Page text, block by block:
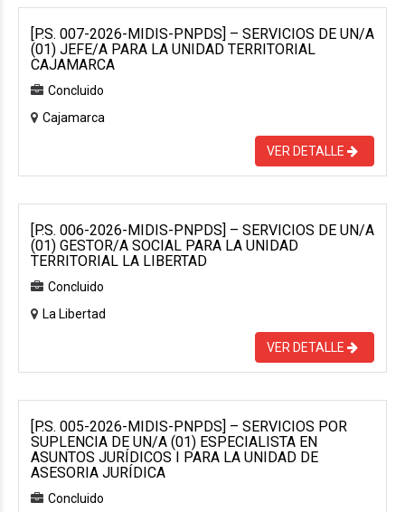
[P.S. 007-2026-MIDIS-PNPDS] – SERVICIOS DE UN/A
(01) JEFE/A PARA LA UNIDAD TERRITORIAL
CAJAMARCA
Concluido
Cajamarca
VER DETALLE
[P.S. 006-2026-MIDIS-PNPDS] – SERVICIOS DE UN/A
(01) GESTOR/A SOCIAL PARA LA UNIDAD
TERRITORIAL LA LIBERTAD
Concluido
La Libertad
VER DETALLE
[P.S. 005-2026-MIDIS-PNPDS] – SERVICIOS POR
SUPLENCIA DE UN/A (01) ESPECIALISTA EN
ASUNTOS JURÍDICOS I PARA LA UNIDAD DE
ASESORIA JURÍDICA
Concluido